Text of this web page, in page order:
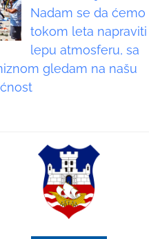
Nadam se da ćemo
tokom leta napraviti
lepu atmosferu, sa
gledam na našu